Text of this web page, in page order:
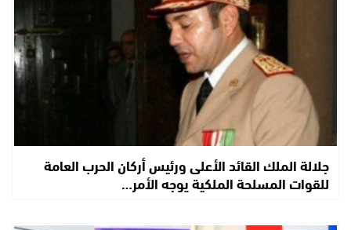
جلالة الملك القائد الأعلى ورئيس أركان الحرب العامة
للقوات المسلحة الملكية يوجه الأمر…